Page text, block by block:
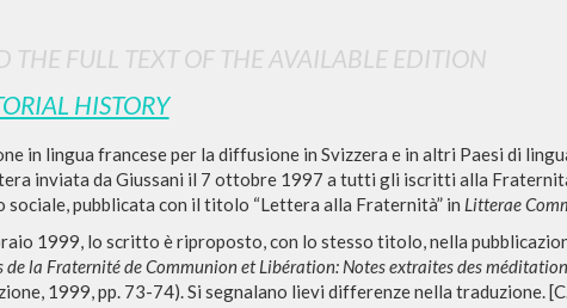
THE FULL TEXT OF THE AVAILABLE EDITION
HISTORY
in lingua francese per la diffusione in Svizzera e in altri Paesi di
inviata da Giussani il 7 ottobre 1997 a tutti gli iscritti alla
sociale, pubblicata con il titolo “Lettera alla Fraternità” in Litterae
1999, lo scritto è riproposto, con lo stesso titolo, nella
de la Fraternité de Communion et Libération: Notes extraites des
1999, pp. 73-74). Si segnalano lievi differenze nella traduzione.
you want even more precise results? Use the
0 RESULTS FOUND
View details by type
LANGUAGE AUTHOR YEAR